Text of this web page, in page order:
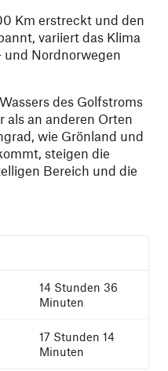
Km erstreckt und den
variiert das Klima
und Nordnorwegen
des Golfstroms
als an anderen Orten
wie Grönland und
steigen die
Bereich und die
14 Stunden 36
Minuten
17 Stunden 14
Minuten